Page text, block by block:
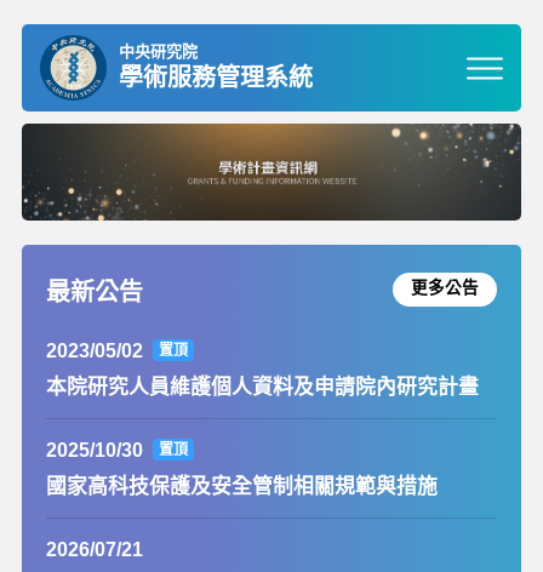
中央研究院
學術服務管理系統
最新公告 更多公告
2023/05/02 置頂
本院研究人員維護個人資料及申請院內研究計畫
2025/10/30 置頂
國家高科技保護及安全管制相關規範與措施
2026/07/21